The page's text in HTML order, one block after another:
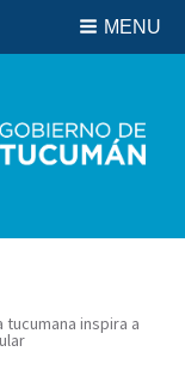
MENU
inspira a